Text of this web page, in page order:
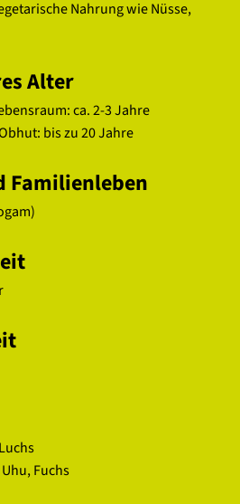
Nahrung wie Nüsse,
Alter
ca. 2-3 Jahre
bis zu 20 Jahre
Familienleben
Fuchs